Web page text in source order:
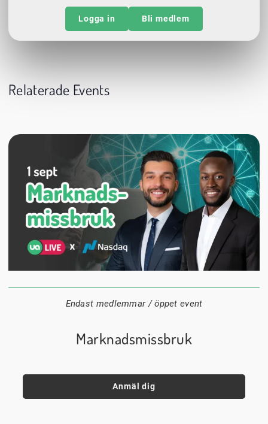
Logga in Bli medlem
Relaterade Events
1 september
18:00
Digitalt
Endast medlemmar / öppet event
Marknadsmissbruk
Anmäl dig